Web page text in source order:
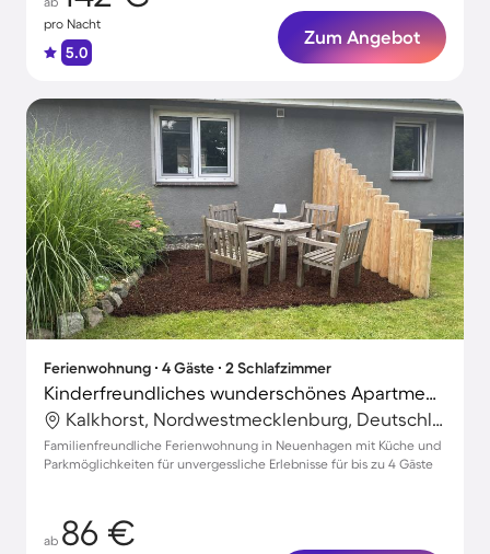
pro Nacht
5.0
Zum Angebot
Ferienwohnung ∙ 4 Gäste ∙ 2 Schlafzimmer
Kinderfreundliches wunderschönes Apartment mit Grill
Kalkhorst, Nordwestmecklenburg, Deutschland
Familienfreundliche Ferienwohnung in Neuenhagen mit Küche und
Parkmöglichkeiten für unvergessliche Erlebnisse für bis zu 4 Gäste
ab 86 €